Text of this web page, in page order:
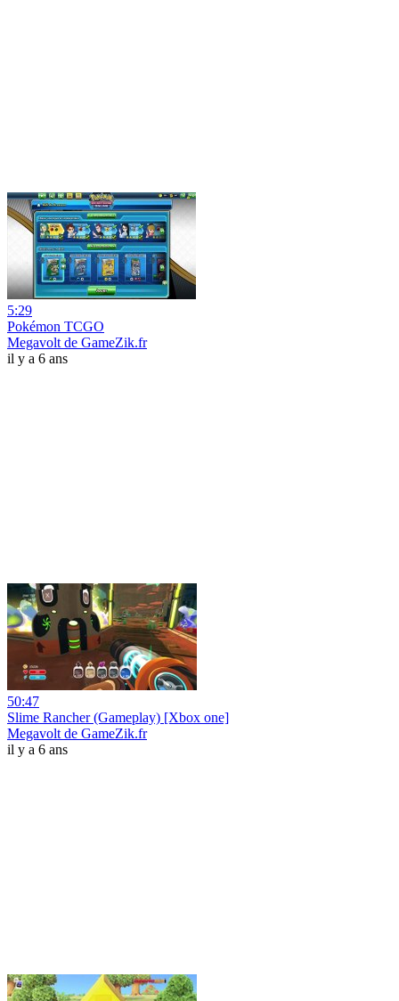
5:29
Pokémon TCGO
Megavolt de GameZik.fr
il y a 6 ans
50:47
Slime Rancher (Gameplay) [Xbox one]
Megavolt de GameZik.fr
il y a 6 ans